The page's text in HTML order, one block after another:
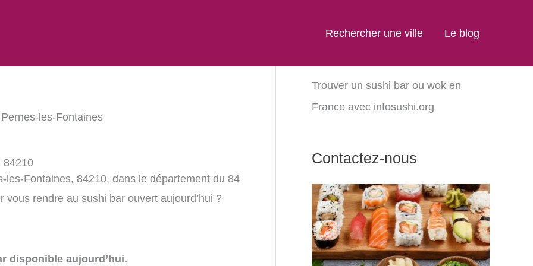
Rechercher une ville Le blog
les-Fontaines
84210
Fontaines, 84210, dans le département du 84
rendre au sushi bar ouvert aujourd’hui ?
disponible aujourd’hui.
Trouver un sushi bar ou wok en
France avec infosushi.org
Contactez-nous